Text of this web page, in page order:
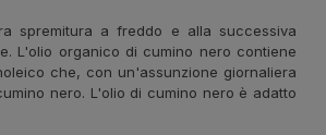
spremitura a freddo e alla successiva
L'olio organico di cumino nero contiene
che, con un'assunzione giornaliera
nero. L'olio di cumino nero è adatto